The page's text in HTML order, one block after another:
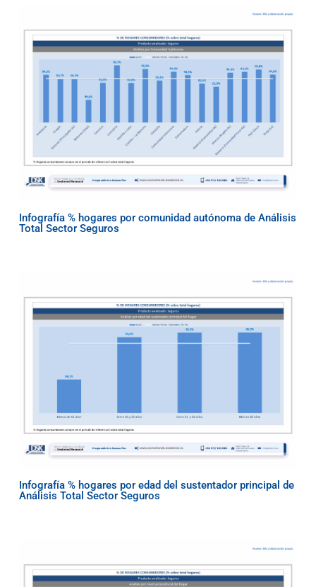
Infografía % hogares por comunidad autónoma de Análisis
Total Sector Seguros
Infografía % hogares por edad del sustentador principal de
Análisis Total Sector Seguros